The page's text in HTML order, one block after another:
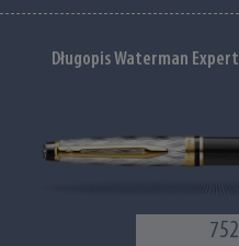
Długopis Waterman